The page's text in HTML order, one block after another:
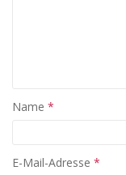
Name *
E-Mail-Adresse *